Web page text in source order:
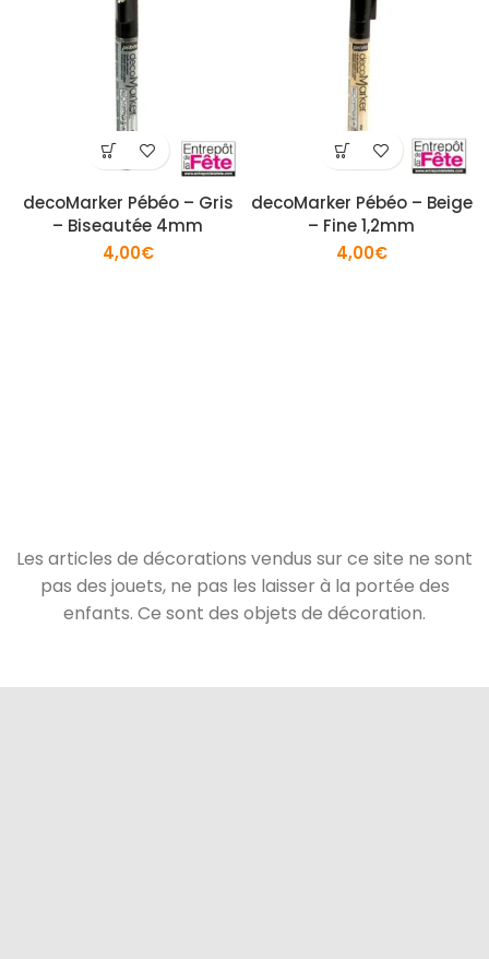
decoMarker Pébéo – Gris
– Biseautée 4mm
4,00€
decoMarker Pébéo – Beige
– Fine 1,2mm
4,00€
Les articles de décorations vendus sur ce site ne sont
pas des jouets, ne pas les laisser à la portée des
enfants. Ce sont des objets de décoration.